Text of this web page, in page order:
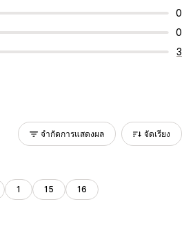
0
0
3
จำกัดการแสดงผล จัดเรียง
1 15 16